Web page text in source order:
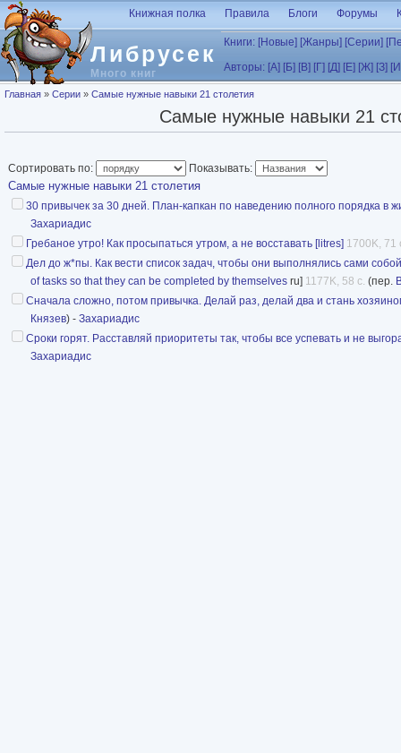
Перейти к основному содержанию
Либрусек
Много книг
Книжная полка Правила Блоги Форумы
Книги: [Новые] [Жанры] [Серии]
Авторы: [А] [Б] [В] [Г] [Д] [Е] [Ж] [З]
Вы здесь
Главная » Серии » Самые нужные навыки 21 столетия
Самые нужные навыки 21
Сортировать по: Показывать:
Самые нужные навыки 21 столетия
30 привычек за 30 дней. План-капкан по наведению полного порядка в
Захариадис
Гребаное утро! Как просыпаться утром, а не восставать [litres] 1700K, 71
Дел до ж*пы. Как вести список задач, чтобы они выполнялись сами собой
of tasks so that they can be completed by themselves ru] 1177K, 58 с. (пер.
Сначала сложно, потом привычка. Делай раз, делай два и стань
Князев) - Захариадис
Сроки горят. Расставляй приоритеты так, чтобы все успевать и не
Захариадис